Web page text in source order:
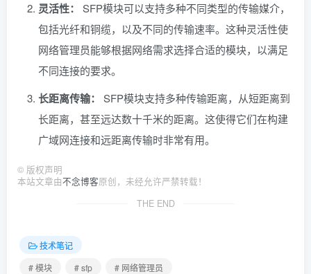
灵活性：
SFP模块可以支持多种不同类型的传输媒介，
包括光纤和铜缆，以及不同的传输速率。这种灵活性使
网络管理员能够根据网络需求选择合适的模块，以满足
不同连接的要求。
长距离传输：
SFP模块支持多种传输距离，从短距离到
长距离，甚至远达数十千米的距离。这使得它们在构建
广域网连接和远距离传输时非常有用。
© 版权声明
本站文章由不念博客原创，未经允许严禁转载！
THE END
技术笔记
# 模块
# sfp # 网络管理员